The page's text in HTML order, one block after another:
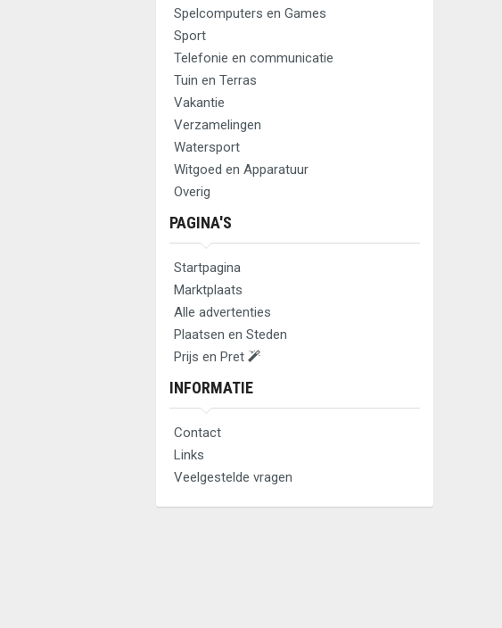
Spelcomputers en Games
Sport
Telefonie en communicatie
Tuin en Terras
Vakantie
Verzamelingen
Watersport
Witgoed en Apparatuur
Overig
PAGINA'S
Startpagina
Marktplaats
Alle advertenties
Plaatsen en Steden
Prijs en Pret
INFORMATIE
Contact
Links
Veelgestelde vragen